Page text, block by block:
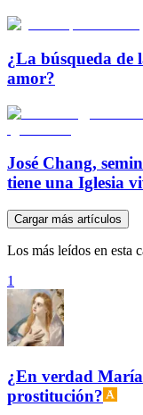
¿La búsqueda de
amor?
José Chang,
tiene una Iglesia
Cargar más artículos
Los más leídos en esta
1
¿En verdad
prostitución?